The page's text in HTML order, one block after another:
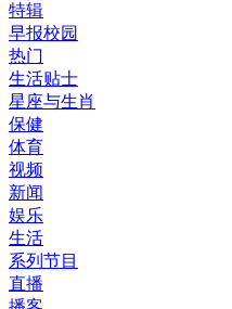
特辑
早报校园
热门
生活贴士
星座与生肖
保健
体育
视频
新闻
娱乐
生活
系列节目
直播